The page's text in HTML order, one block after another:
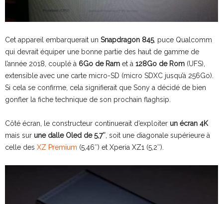
Cet appareil embarquerait un Snapdragon 845, puce Qualcomm
qui devrait équiper une bonne partie des haut de gamme de
l’année 2018, couplé à 6Go de Ram et à 128Go de Rom (UFS),
extensible avec une carte micro-SD (micro SDXC jusqu’à 256Go).
Si cela se confirme, cela signifierait que Sony a décidé de bien
gonfler la fiche technique de son prochain flaghsip.
Côté écran, le constructeur continuerait d’exploiter un écran 4K
mais sur une dalle Oled de 5,7″ , soit une diagonale supérieure à
celle des XZ Premium (5,46″) et Xperia XZ1 (5,2″).